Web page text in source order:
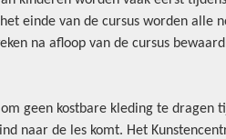
einde van de cursus worden alle
na afloop van de cursus
geen kostbare kleding te dragen
naar de les komt. Het